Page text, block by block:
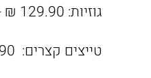
גוזיות: 129.90 ₪ -139.90 ₪
טייצים קצרים: 129.90 ₪ – 149.90 ₪